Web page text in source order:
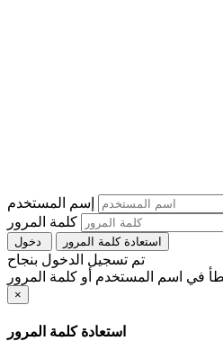
إسم المستخدم
كلمة المرور
استعادة كلمة المرور
تم تسجيل الدخول بنجاح
×
استعادة كلمة المرور